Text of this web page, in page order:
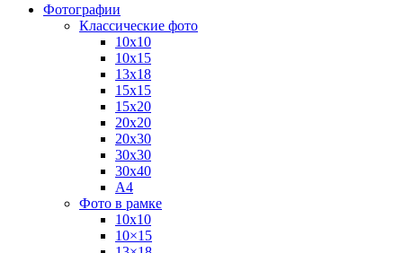
Фотографии
Классические фото
10х10
10х15
13х18
15х15
15х20
20х20
20х30
30х30
30х40
А4
Фото в рамке
10х10
10×15